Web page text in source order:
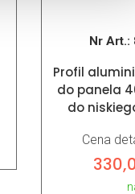
Nr Art.:
Profil
do panela
do
Cena